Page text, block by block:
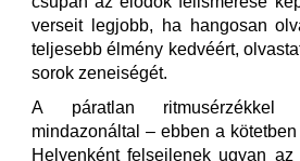
verseit legjobb, ha hangosan
teljesebb élmény kedvéért,
sorok zeneiségét.
A páratlan ritmusérzékkel
mindazonáltal – ebben a
Helyenként felsejlenek ugyan az